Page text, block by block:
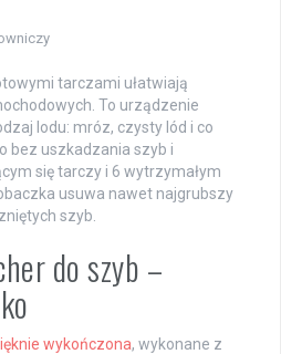
tarczami ułatwiają
To urządzenie
lodu: mróz, czysty lód i co
bez uszkadzania szyb i
się tarczy i 6 wytrzymałym
usuwa nawet najgrubszy
szyb.
do szyb –
wykończona, wykonane z